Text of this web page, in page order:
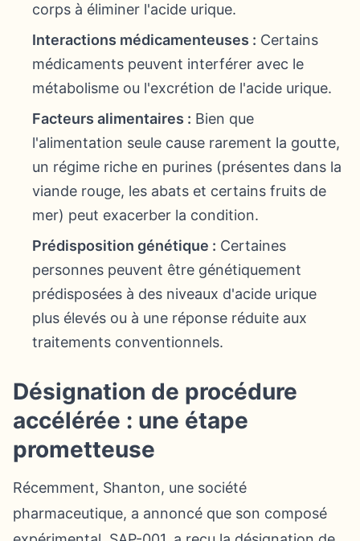
corps à éliminer l'acide urique.
Interactions médicamenteuses : Certains
médicaments peuvent interférer avec le
métabolisme ou l'excrétion de l'acide urique.
Facteurs alimentaires : Bien que
l'alimentation seule cause rarement la goutte,
un régime riche en purines (présentes dans la
viande rouge, les abats et certains fruits de
mer) peut exacerber la condition.
Prédisposition génétique : Certaines
personnes peuvent être génétiquement
prédisposées à des niveaux d'acide urique
plus élevés ou à une réponse réduite aux
traitements conventionnels.
Désignation de procédure
accélérée : une étape
prometteuse
Récemment, Shanton, une société
pharmaceutique, a annoncé que son composé